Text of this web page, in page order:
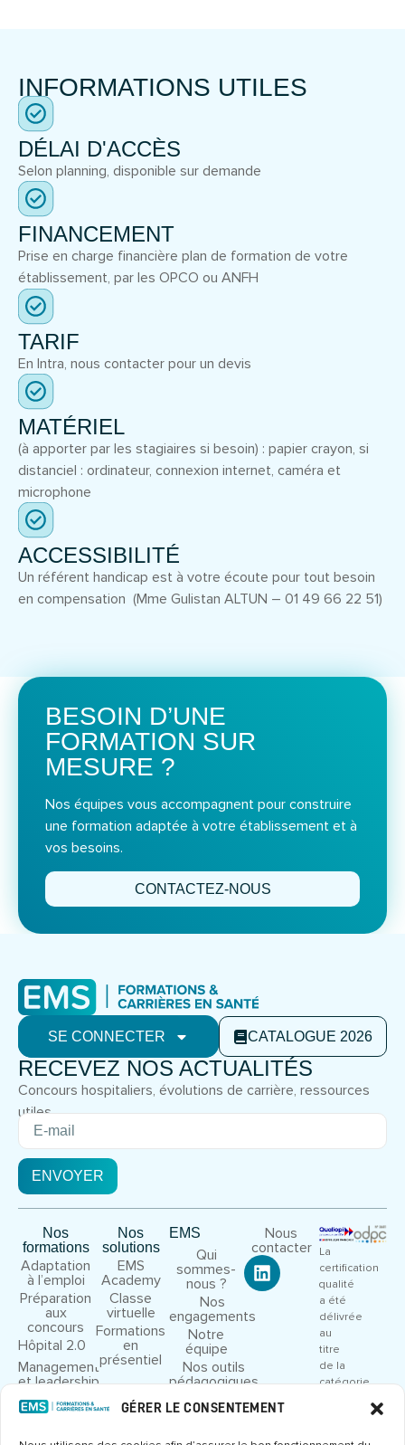
GÉRER LE CONSENTEMENT
INFORMATIONS UTILES
DÉLAI D'ACCÈS
Selon planning, disponible sur demande
FINANCEMENT
Prise en charge financière plan de formation de votre
établissement, par les OPCO ou ANFH
TARIF
En Intra, nous contacter pour un devis
MATÉRIEL
(à apporter par les stagiaires si besoin) : papier crayon, si
distanciel : ordinateur, connexion internet, caméra et
microphone
ACCESSIBILITÉ
Un référent handicap est à votre écoute pour tout besoin
en compensation (Mme Gulistan ALTUN – 01 49 66 22 51)
BESOIN D’UNE
FORMATION SUR
MESURE ?
Nos équipes vous accompagnent pour construire
une formation adaptée à votre établissement et à
vos besoins.
CONTACTEZ-NOUS
SE CONNECTER CATALOGUE 2026
RECEVEZ NOS ACTUALITÉS
Concours hospitaliers, évolutions de carrière, ressources
utiles.
ENVOYER
Nos
formations
Adaptation
à l’emploi
Préparation
aux
concours
Hôpital 2.0
Management
et leadership
Droit et
cadre
Nos
solutions
EMS
Academy
Classe
virtuelle
Formations
en
présentiel
EMS
Qui
sommes-
nous ?
Nos
engagements
Notre
équipe
Nos outils
pédagogiques
Nous
rejoindre
Nous
contacter
La
certification
qualité
a été
délivrée
au
titre
de la
catégorie